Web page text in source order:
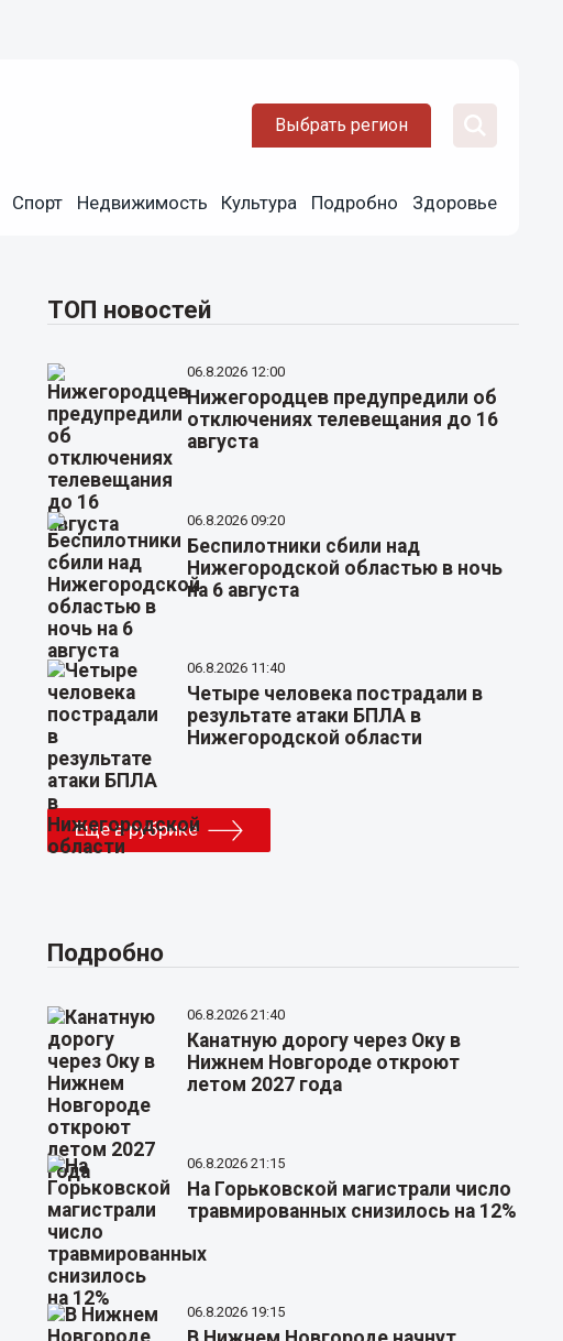
Выбрать регион
Спорт Недвижимость Культура Подробно Здоровье
ТОП новостей
06.8.2026 12:00
Нижегородцев предупредили об
отключениях телевещания до 16
августа
06.8.2026 09:20
Беспилотники сбили над
Нижегородской областью в ночь
на 6 августа
06.8.2026 11:40
Четыре человека пострадали в
результате атаки БПЛА в
Нижегородской области
Еще в рубрике
Подробно
06.8.2026 21:40
Канатную дорогу через Оку в
Нижнем Новгороде откроют
летом 2027 года
06.8.2026 21:15
На Горьковской магистрали число
травмированных снизилось на 12%
06.8.2026 19:15